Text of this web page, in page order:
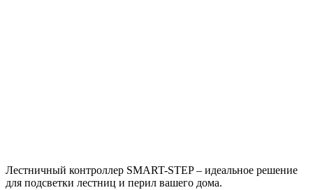
Лестничный контроллер SMART-STEP – идеальное решение
для подсветки лестниц и перил вашего дома.